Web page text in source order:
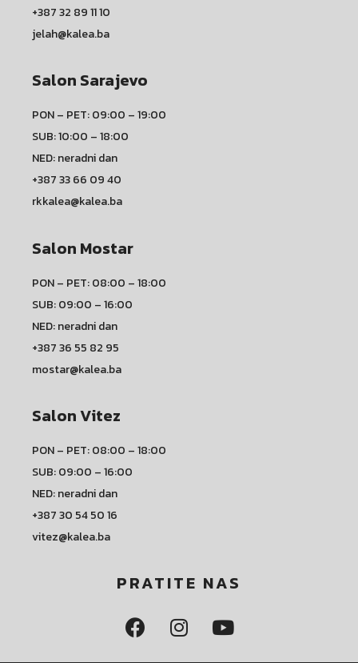
+387 32 89 11 10
jelah@kalea.ba
Salon Sarajevo
PON – PET: 09:00 – 19:00
SUB: 10:00 – 18:00
NED: neradni dan
+387 33 66 09 40
rkkalea@kalea.ba
Salon Mostar
PON – PET: 08:00 – 18:00
SUB: 09:00 – 16:00
NED: neradni dan
+387 36 55 82 95
mostar@kalea.ba
Salon Vitez
PON – PET: 08:00 – 18:00
SUB: 09:00 – 16:00
NED: neradni dan
+387 30 54 50 16
vitez@kalea.ba
PRATITE NAS